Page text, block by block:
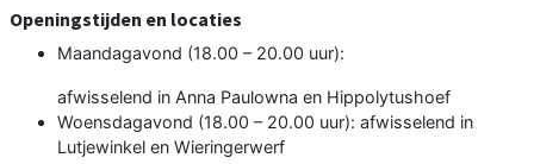
Openingstijden en locaties
Maandagavond (18.00 – 20.00 uur):
afwisselend in Anna Paulowna en Hippolytushoef
Woensdagavond (18.00 – 20.00 uur): afwisselend in
Lutjewinkel en Wieringerwerf